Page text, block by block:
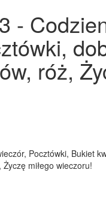
-
róż,
Pocztówki, Bukiet
miłego wieczoru!